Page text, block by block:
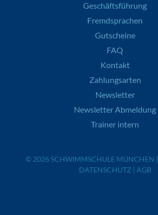
Geschäftsführung
Fremdsprachen
Gutscheine
FAQ
Kontakt
Zahlungsarten
Newsletter
Newsletter Abmeldung
Trainer intern
© 2026 SCHWIMMSCHULE MÜNCHEN |
DATENSCHUTZ | AGB